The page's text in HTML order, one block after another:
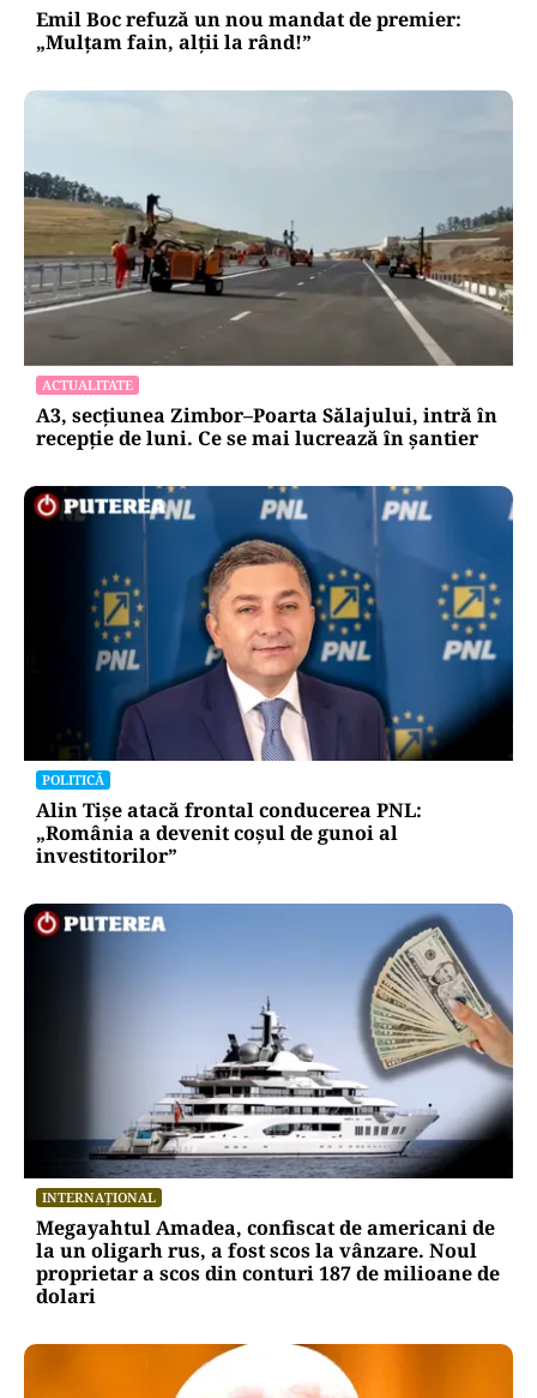
Emil Boc refuză un nou mandat de premier:
„Mulțam fain, alții la rând!”
ACTUALITATE
A3, secțiunea Zimbor–Poarta Sălajului, intră în
recepție de luni. Ce se mai lucrează în șantier
POLITICĂ
Alin Tișe atacă frontal conducerea PNL:
„România a devenit coșul de gunoi al
investitorilor”
INTERNAȚIONAL
Megayahtul Amadea, confiscat de americani de
la un oligarh rus, a fost scos la vânzare. Noul
proprietar a scos din conturi 187 de milioane de
dolari